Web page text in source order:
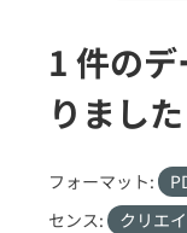
1 件の
りました
フォーマット:
センス:
クリエ